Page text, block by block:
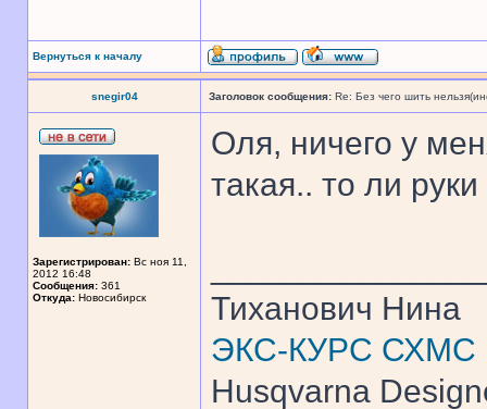
Вернуться к началу
snegir04 Заголовок сообщения: Re: Без чего шить
Зарегистрирован: Вс ноя 11,
2012 16:48
Сообщения: 361
Откуда: Новосибирск
Оля, ничего у
такая.. то ли
Тиханович Нина
ЭКС-КУРС СХМС
Husqvarna